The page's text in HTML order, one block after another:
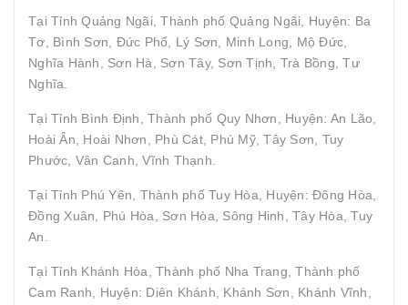
Tại Tỉnh Quảng Ngãi, Thành phố Quảng Ngãi, Huyện: Ba
Tơ, Bình Sơn, Đức Phổ, Lý Sơn, Minh Long, Mộ Đức,
Nghĩa Hành, Sơn Hà, Sơn Tây, Sơn Tịnh, Trà Bồng, Tư
Nghĩa.
Tại Tỉnh Bình Định, Thành phố Quy Nhơn, Huyện: An Lão,
Hoài Ân, Hoài Nhơn, Phù Cát, Phù Mỹ, Tây Sơn, Tuy
Phước, Vân Canh, Vĩnh Thạnh.
Tại Tỉnh Phú Yên, Thành phố Tuy Hòa, Huyện: Đông Hòa,
Đồng Xuân, Phú Hòa, Sơn Hòa, Sông Hinh, Tây Hòa, Tuy
An.
Tại Tỉnh Khánh Hòa, Thành phố Nha Trang, Thành phố
Cam Ranh, Huyện: Diên Khánh, Khánh Sơn, Khánh Vĩnh,